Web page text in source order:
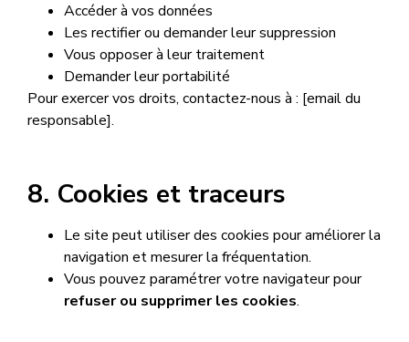
Accéder à vos données
Les rectifier ou demander leur suppression
Vous opposer à leur traitement
Demander leur portabilité
Pour exercer vos droits, contactez-nous à : [email du
responsable].
8. Cookies et traceurs
Le site peut utiliser des cookies pour améliorer la
navigation et mesurer la fréquentation.
Vous pouvez paramétrer votre navigateur pour
refuser ou supprimer les cookies.